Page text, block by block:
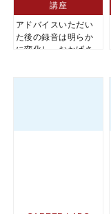
講座
アドバイスいただい
た後の録音は明らか
に変化し、おかげさ